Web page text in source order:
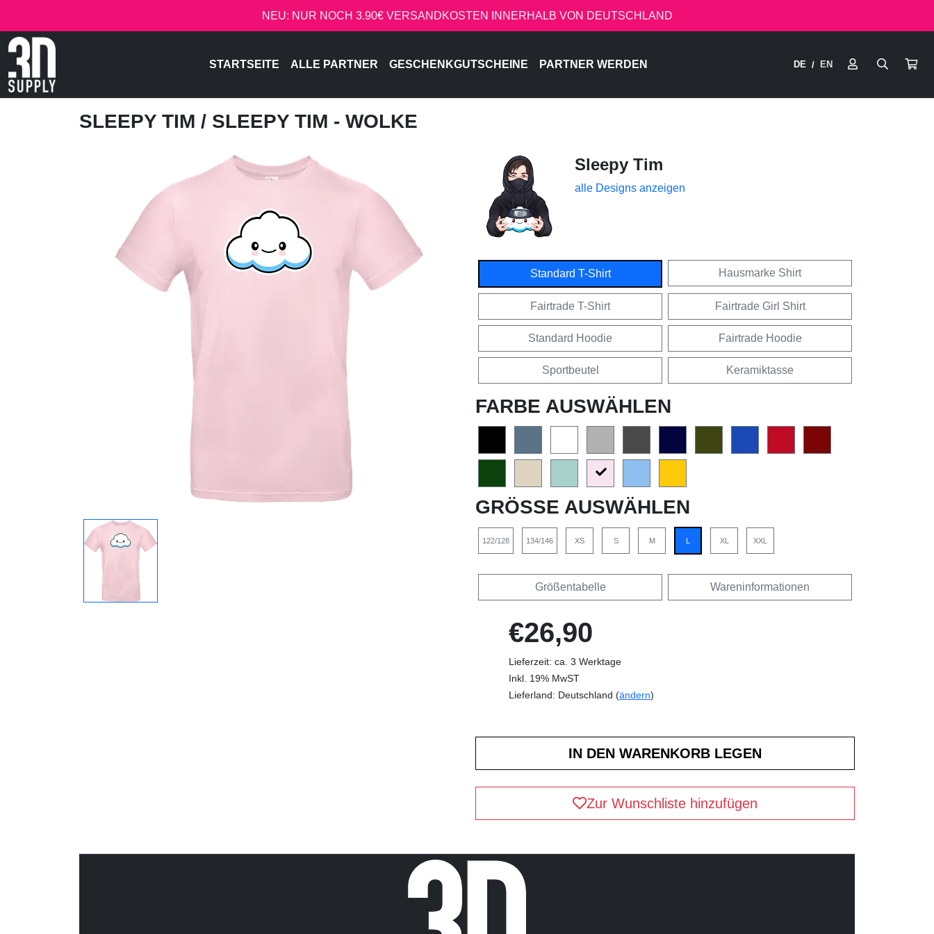
NEU: NUR NOCH 3.90€ VERSANDKOSTEN INNERHALB VON DEUTSCHLAND
STARTSEITE ALLE PARTNER GESCHENKGUTSCHEINE PARTNER WERDEN DE / EN
SLEEPY TIM / SLEEPY TIM - WOLKE
Sleepy Tim
alle Designs anzeigen
Standard T-Shirt Hausmarke Shirt
Fairtrade T-Shirt Fairtrade Girl Shirt
Standard Hoodie Fairtrade Hoodie
Sportbeutel Keramiktasse
FARBE AUSWÄHLEN
GRÖSSE AUSWÄHLEN
122/128 134/146 XS S M L XL XXL
Größentabelle Wareninformationen
€26,90
Lieferzeit: ca. 3 Werktage
Inkl. 19% MwST
Lieferland: Deutschland (ändern)
Zur Wunschliste hinzufügen